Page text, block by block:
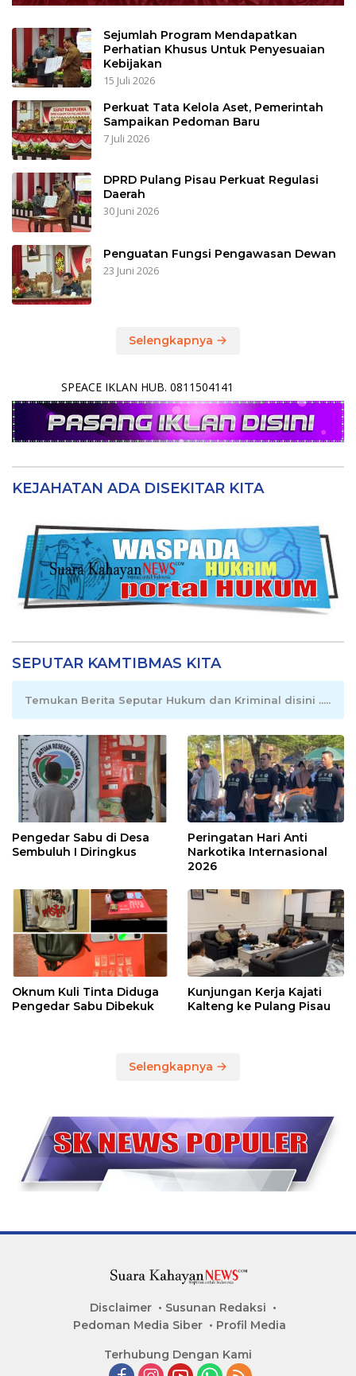
Sejumlah Program Mendapatkan
Perhatian Khusus Untuk Penyesuaian
Kebijakan
15 Juli 2026
Perkuat Tata Kelola Aset, Pemerintah
Sampaikan Pedoman Baru
7 Juli 2026
DPRD Pulang Pisau Perkuat Regulasi
Daerah
30 Juni 2026
Penguatan Fungsi Pengawasan Dewan
23 Juni 2026
Selengkapnya
SPEACE IKLAN HUB. 0811504141
KEJAHATAN ADA DISEKITAR KITA
SEPUTAR KAMTIBMAS KITA
Temukan Berita Seputar Hukum dan Kriminal disini .....
Pengedar Sabu di Desa
Sembuluh I Diringkus
Peringatan Hari Anti
Narkotika Internasional
2026
Oknum Kuli Tinta Diduga
Pengedar Sabu Dibekuk
Kunjungan Kerja Kajati
Kalteng ke Pulang Pisau
Selengkapnya
Disclaimer
Susunan Redaksi
Pedoman Media Siber
Profil Media
Terhubung Dengan Kami